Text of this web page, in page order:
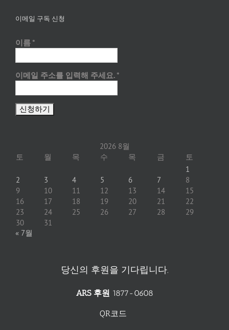
이메일 구독 신청
이름 *
이메일 주소를 입력해 주세요. *
2026 8월
토 월 목 수 목 금 토
1
2
3 4 5 6 7
8
9
10 11 12 13 14
15
16
17 18 19 20 21
22
23
24 25 26 27 28
29
30
31
« 7월
당신의 후원을 기다립니다.
ARS 후원 1877-0608
QR코드